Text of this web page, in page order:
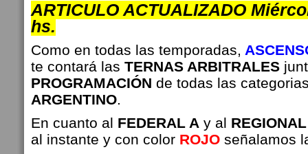
ARTICULO ACTUALIZADO
hs.
Como en todas las temporadas,
te contará las TERNAS ARBITRALES
PROGRAMACIÓN de todas las
ARGENTINO.
En cuanto al FEDERAL A y al REGIONAL
al instante y con color ROJO señalamos